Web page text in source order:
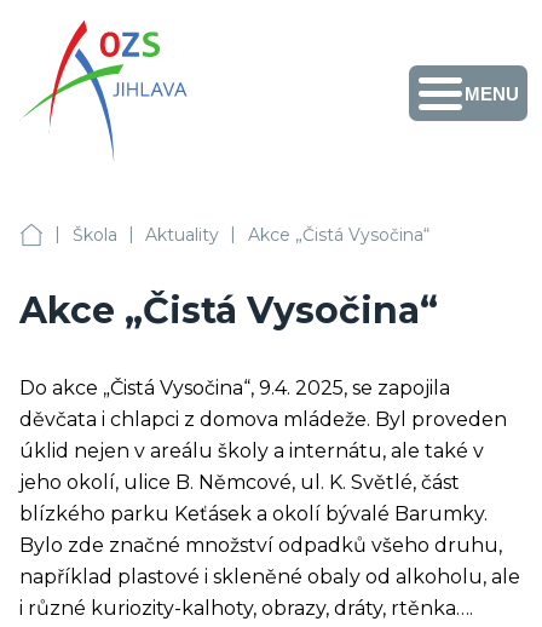
právem
MENU
sekretariat@ozs-ji.cz
jídelny
OA, VOŠZ a SZŠ, SOŠS Jihlava
| Škola | Aktuality | Akce „Čistá Vysočina“
Akce „Čistá Vysočina“
Do akce „Čistá Vysočina“, 9.4. 2025, se zapojila
děvčata i chlapci z domova mládeže. Byl proveden
úklid nejen v areálu školy a internátu, ale také v
jeho okolí, ulice B. Němcové, ul. K. Světlé, část
blízkého parku Keťásek a okolí bývalé Barumky.
Bylo zde značné množství odpadků všeho druhu,
například plastové i skleněné obaly od alkoholu, ale
i různé kuriozity-kalhoty, obrazy, dráty, rtěnka….